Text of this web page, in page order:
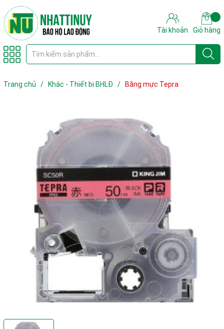
Tài khoản Giỏ hàng
Trang chủ / Khác - Thiết bị BHLĐ / Băng mực Tepra